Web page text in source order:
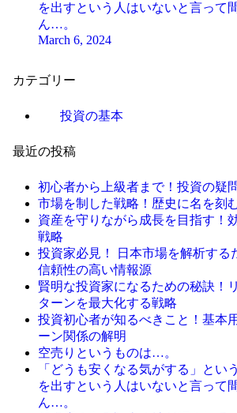
を出すという人はいないと言って
ん…。
March 6, 2024
カテゴリー
投資の基本
最近の投稿
初心者から上級者まで！投資の疑
市場を制した戦略！歴史に名を刻
資産を守りながら成長を目指す！
戦略
投資家必見！ 日本市場を解析する
信頼性の高い情報源
賢明な投資家になるための秘訣！
ターンを最大化する戦略
投資初心者が知るべきこと！基本
ーン関係の解明
空売りというものは…。
「どうも安くなる気がする」とい
を出すという人はいないと言って
ん…。